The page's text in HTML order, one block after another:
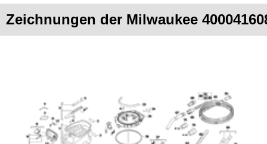
Zeichnungen der Milwaukee